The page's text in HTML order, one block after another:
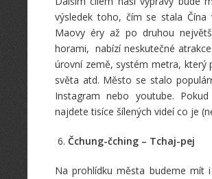
výsledek toho, čím se stala
Maovy éry až po druhou
horami, nabízí neskutečné
úrovní země, systém metra, který
světa atd. Město se stalo
Instagram nebo youtube.
najdete tisíce šílených videí co je
6. Čchung-čching – Tchaj-pej
Na prohlídku města budeme